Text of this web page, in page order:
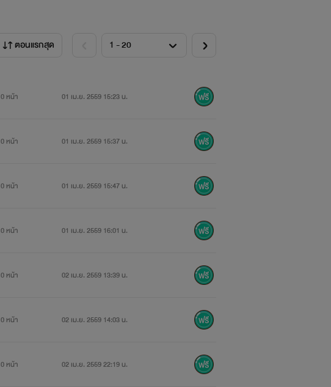
ตอนแรกสุด
0 หน้า 01 เม.ย. 2559 15:23 น.
0 หน้า 01 เม.ย. 2559 15:37 น.
0 หน้า 01 เม.ย. 2559 15:47 น.
0 หน้า 01 เม.ย. 2559 16:01 น.
0 หน้า 02 เม.ย. 2559 13:39 น.
0 หน้า 02 เม.ย. 2559 14:03 น.
0 หน้า 02 เม.ย. 2559 22:19 น.